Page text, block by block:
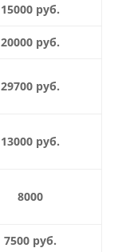
15000 руб.
20000 руб.
29700 руб.
13000 руб.
8000
7500 руб.